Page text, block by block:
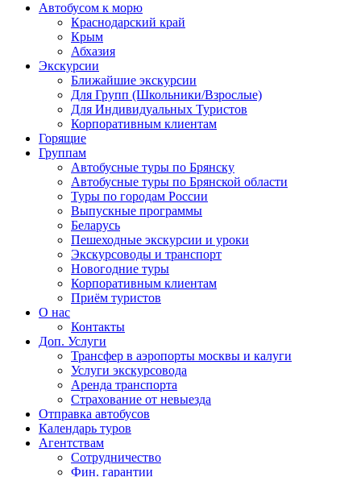
Автобусом к морю
Краснодарский край
Крым
Абхазия
Экскурсии
Ближайшие экскурсии
Для Групп (Школьники/Взрослые)
Для Индивидуальных Туристов
Корпоративным клиентам
Горящие
Группам
Автобусные туры по Брянску
Автобусные туры по Брянской области
Туры по городам России
Выпускные программы
Беларусь
Пешеходные экскурсии и уроки
Экскурсоводы и транспорт
Новогодние туры
Корпоративным клиентам
Приём туристов
О нас
Контакты
Доп. Услуги
Трансфер в аэропорты москвы и калуги
Услуги экскурсовода
Аренда транспорта
Страхование от невыезда
Отправка автобусов
Календарь туров
Агентствам
Сотрудничество
Фин. гарантии